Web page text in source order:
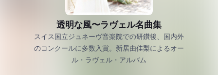
透明な風〜ラヴェル名曲集
スイス国立ジュネーヴ音楽院での研鑽後、国内外
のコンクールに多数入賞。新居由佳梨によるオー
ル・ラヴェル・アルバム